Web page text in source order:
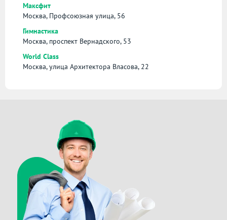
Максфит
Москва, Профсоюзная улица, 56
Гимнастика
Москва, проспект Вернадского, 53
World Class
Москва, улица Архитектора Власова, 22